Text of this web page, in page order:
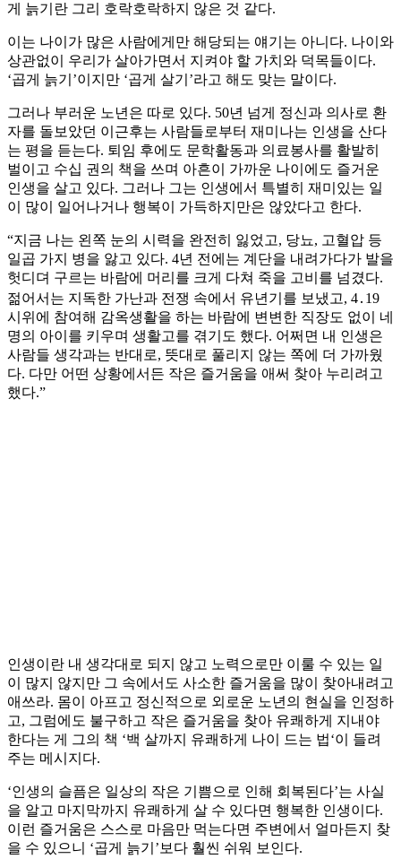
게 늙기란 그리 호락호락하지 않은 것 같다.
이는 나이가 많은 사람에게만 해당되는 얘기는 아니다. 나이와
상관없이 우리가 살아가면서 지켜야 할 가치와 덕목들이다.
‘곱게 늙기’이지만 ‘곱게 살기’라고 해도 맞는 말이다.
그러나 부러운 노년은 따로 있다. 50년 넘게 정신과 의사로 환
자를 돌보았던 이근후는 사람들로부터 재미나는 인생을 산다
는 평을 듣는다. 퇴임 후에도 문학활동과 의료봉사를 활발히
벌이고 수십 권의 책을 쓰며 아흔이 가까운 나이에도 즐거운
인생을 살고 있다. 그러나 그는 인생에서 특별히 재미있는 일
이 많이 일어나거나 행복이 가득하지만은 않았다고 한다.
“지금 나는 왼쪽 눈의 시력을 완전히 잃었고, 당뇨, 고혈압 등
일곱 가지 병을 앓고 있다. 4년 전에는 계단을 내려가다가 발을
헛디뎌 구르는 바람에 머리를 크게 다쳐 죽을 고비를 넘겼다.
젊어서는 지독한 가난과 전쟁 속에서 유년기를 보냈고, 4․19
시위에 참여해 감옥생활을 하는 바람에 변변한 직장도 없이 네
명의 아이를 키우며 생활고를 겪기도 했다. 어쩌면 내 인생은
사람들 생각과는 반대로, 뜻대로 풀리지 않는 쪽에 더 가까웠
다. 다만 어떤 상황에서든 작은 즐거움을 애써 찾아 누리려고
했다.”
인생이란 내 생각대로 되지 않고 노력으로만 이룰 수 있는 일
이 많지 않지만 그 속에서도 사소한 즐거움을 많이 찾아내려고
애쓰라. 몸이 아프고 정신적으로 외로운 노년의 현실을 인정하
고, 그럼에도 불구하고 작은 즐거움을 찾아 유쾌하게 지내야
한다는 게 그의 책 ‘백 살까지 유쾌하게 나이 드는 법‘이 들려
주는 메시지다.
‘인생의 슬픔은 일상의 작은 기쁨으로 인해 회복된다’는 사실
을 알고 마지막까지 유쾌하게 살 수 있다면 행복한 인생이다.
이런 즐거움은 스스로 마음만 먹는다면 주변에서 얼마든지 찾
을 수 있으니 ‘곱게 늙기’보다 훨씬 쉬워 보인다.